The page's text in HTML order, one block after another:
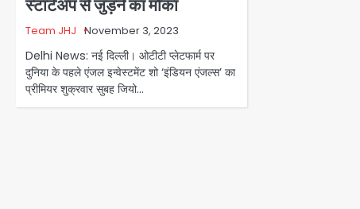
स्टार्टअप से जुड़ने का मौका
Team JHJ November 3, 2023
Delhi News: नई दिल्ली। ओटीटी प्लेटफार्म पर
दुनिया के पहले एंजल इन्वेस्टमेंट शो ‘इंडियन एंजल्स’ का
प्रीमियर शुक्रवार सुबह जियो…